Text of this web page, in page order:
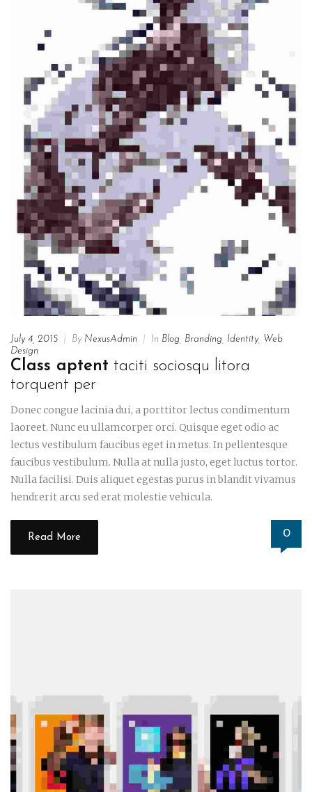
July 4, 2015 | By NexusAdmin | In Blog Branding Identity, Web
Design
Class aptent taciti sociosqu litora
torquent per
Donec congue lacinia dui, a porttitor lectus condimentum
laoreet. Nunc eu ullamcorper orci. Quisque eget odio ac
lectus vestibulum faucibus eget in metus. In pellentesque
faucibus vestibulum. Nulla at nulla justo, eget luctus tortor.
Nulla facilisi. Duis aliquet egestas purus in blandit vivamus
hendrerit arcu sed erat molestie vehicula.
Read More 0